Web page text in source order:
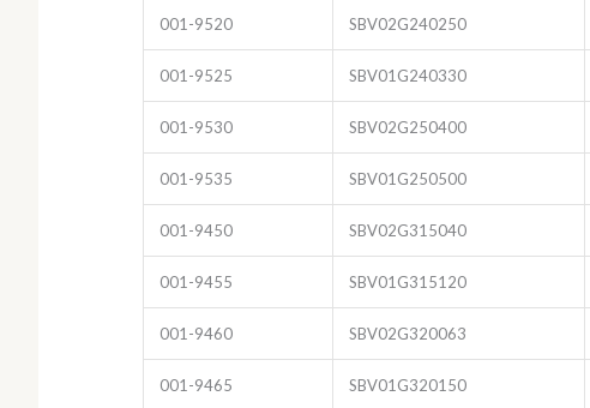
001-9520 SBV02G240250
001-9525 SBV01G240330
001-9530 SBV02G250400
001-9535 SBV01G250500
001-9450 SBV02G315040
001-9455 SBV01G315120
001-9460 SBV02G320063
001-9465 SBV01G320150